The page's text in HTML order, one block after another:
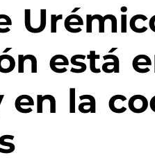
está
en la